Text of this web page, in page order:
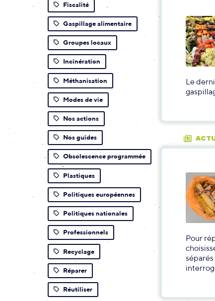
Fiscalité
Gaspillage alimentaire
Groupes locaux
Incinération
Méthanisation
Modes de vie
Nos actions
Nos guides
Obsolescence programmée
Plastiques
Politiques européennes
Politiques nationales
Professionnels
Recyclage
Réparer
Réutiliser
Le
Pour